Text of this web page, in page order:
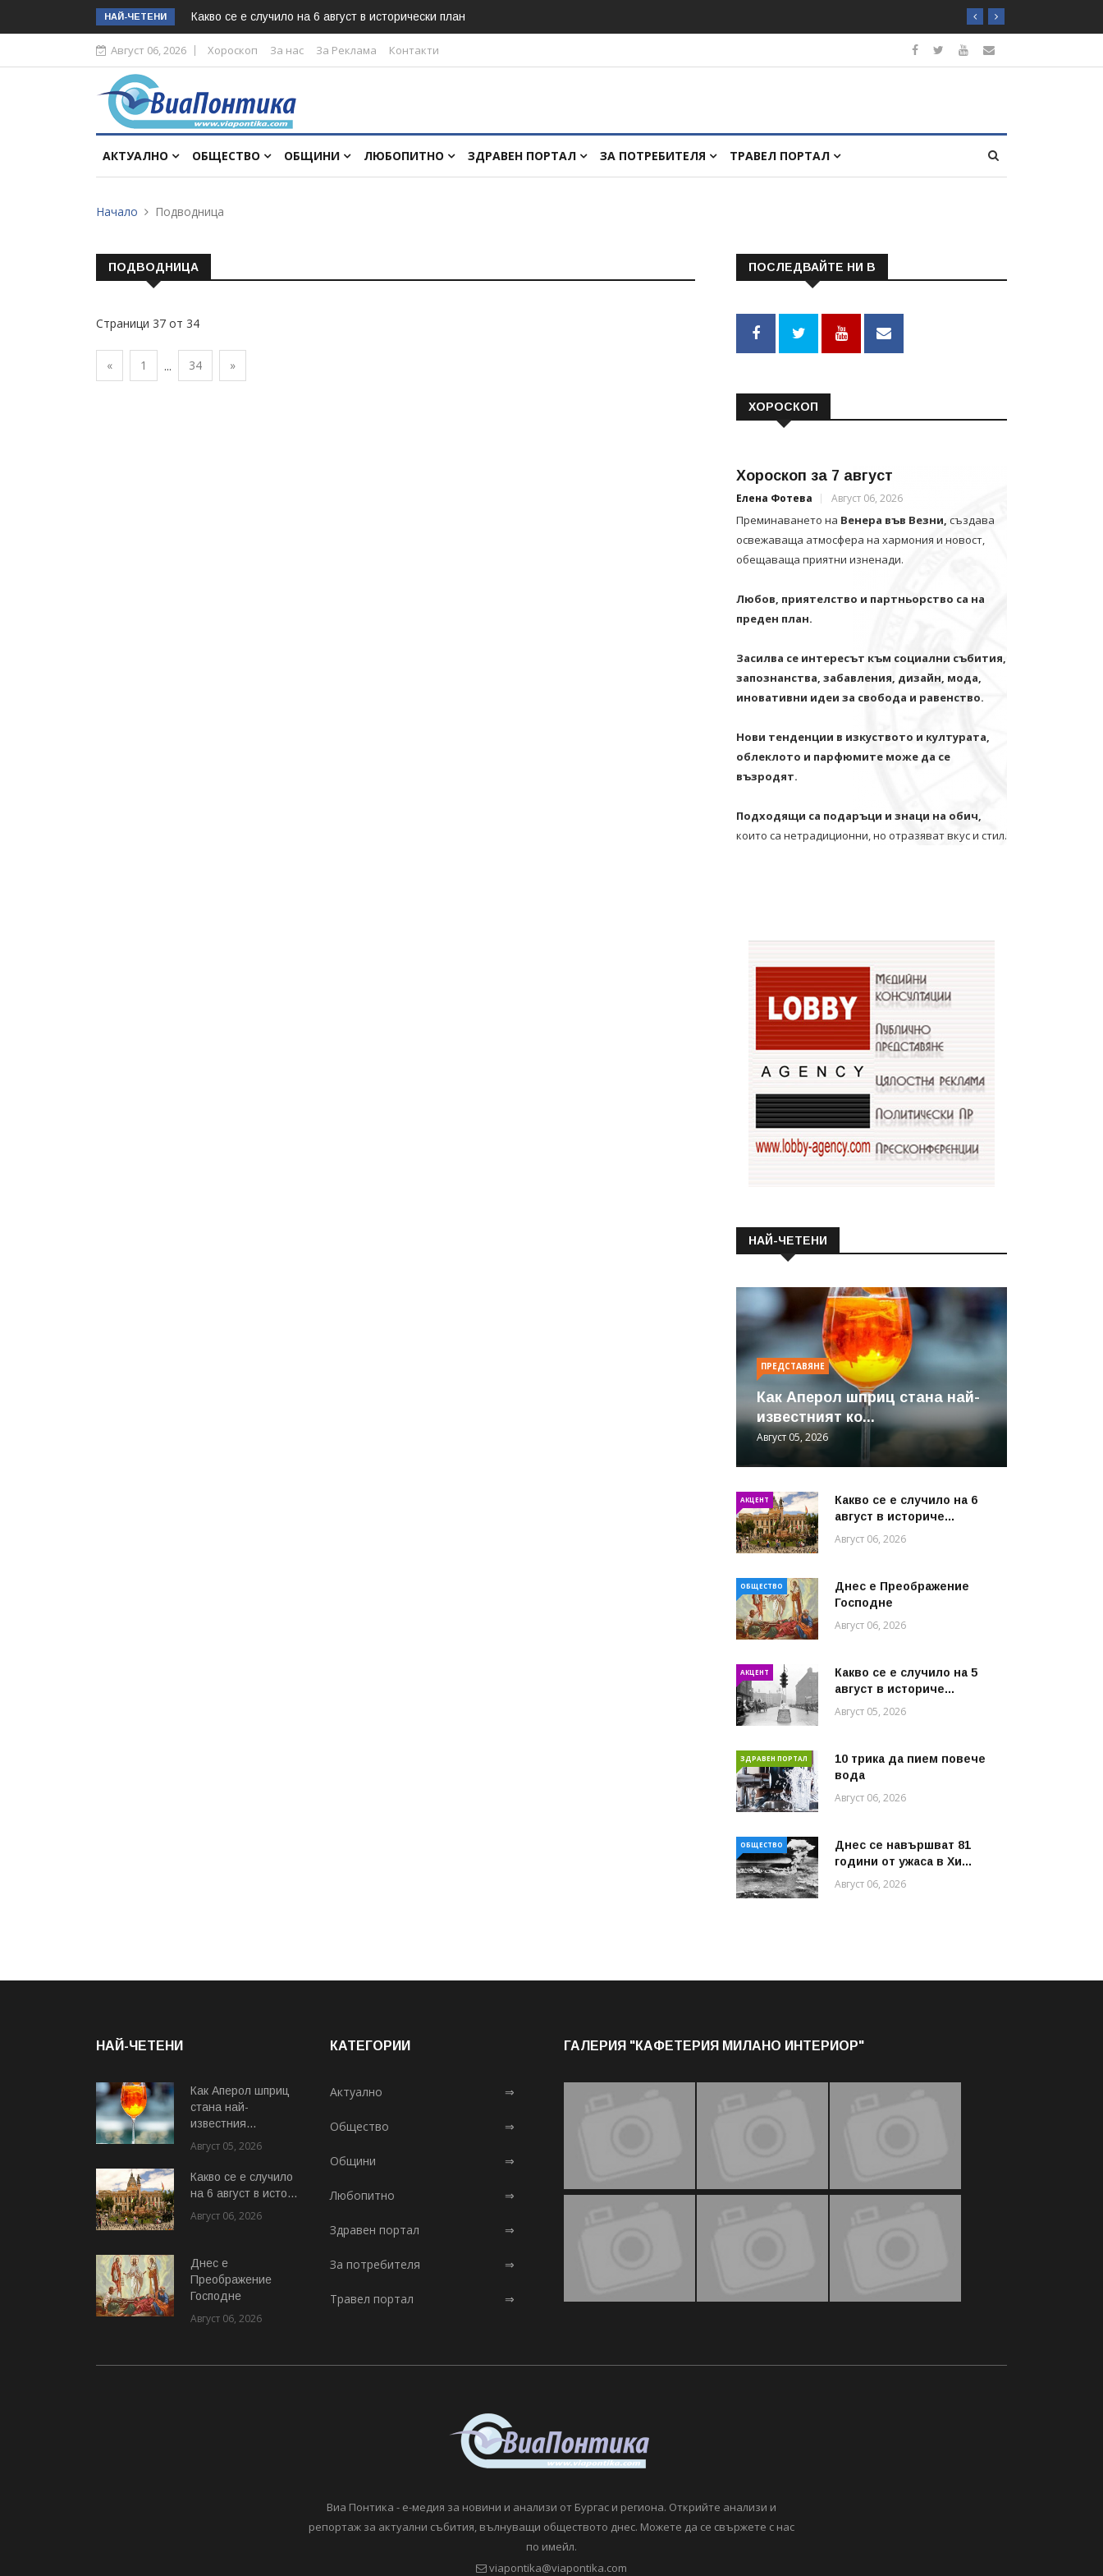
НАЙ-ЧЕТЕНИ Какво се е случило на 6 август в исторически план
Август 06, 2026 Хороскоп За нас За Реклама Контакти
АКТУАЛНО ОБЩЕСТВО ОБЩИНИ ЛЮБОПИТНО ЗДРАВЕН ПОРТАЛ ЗА ПОТРЕБИТЕЛЯ ТРАВЕЛ ПОРТАЛ
Начало Подводница
ПОДВОДНИЦА
Страници 37 от 34
« 1 ... 34 »
ПОСЛЕДВАЙТЕ НИ В
ХОРОСКОП
Хороскоп за 7 август
Елена Фотева Август 06, 2026
Преминаването на Венера във Везни, създава
освежаваща атмосфера на хармония и новост,
обещаваща приятни изненади.
Любов, приятелство и партньорство са на
преден план.
Засилва се интересът към социални събития,
запознанства, забавления, дизайн, мода,
иновативни идеи за свобода и равенство.
Нови тенденции в изкуството и културата,
облеклото и парфюмите може да се
възродят.
Подходящи са подаръци и знаци на обич,
които са нетрадиционни, но отразяват вкус и стил.
НАЙ-ЧЕТЕНИ
ПРЕДСТАВЯНЕ
Как Аперол шприц стана най-
известният ко...
Август 05, 2026
АКЦЕНТ
Какво се е случило на 6
август в историче...
Август 06, 2026
ОБЩЕСТВО
Днес е Преображение
Господне
Август 06, 2026
АКЦЕНТ
Какво се е случило на 5
август в историче...
Август 05, 2026
ЗДРАВЕН ПОРТАЛ
10 трика да пием повече
вода
Август 06, 2026
ОБЩЕСТВО
Днес се навършват 81
години от ужаса в Хи...
Август 06, 2026
НАЙ-ЧЕТЕНИ
Как Аперол шприц
стана най-
известния...
Август 05, 2026
Какво се е случило
на 6 август в исто...
Август 06, 2026
Днес е
Преображение
Господне
Август 06, 2026
КАТЕГОРИИ
Актуално ⇒
Общество ⇒
Общини ⇒
Любопитно ⇒
Здравен портал ⇒
За потребителя ⇒
Травел портал ⇒
ГАЛЕРИЯ "КАФЕТЕРИЯ МИЛАНО ИНТЕРИОР"
Виа Понтика - е-медия за новини и анализи от Бургас и региона. Открийте анализи и
репортаж за актуални събития, вълнуващи обществото днес. Можете да се свържете с нас
по имейл.
viapontika@viapontika.com